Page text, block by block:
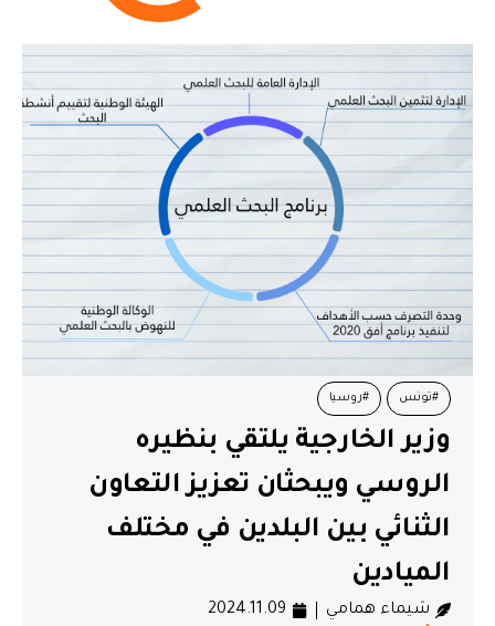
#تونس #روسيا
وزير الخارجية يلتقي بنظيره
الروسي ويبحثان تعزيز التعاون
الثنائي بين البلدين في مختلف
الميادين
شيماء همامي 2024.11.09